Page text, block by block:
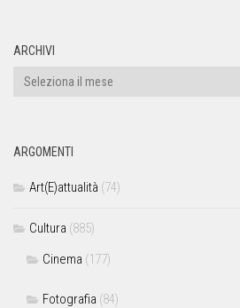
ARCHIVI
ARGOMENTI
Art(E)attualità (74)
Cultura (885)
Cinema (177)
Fotografia (84)